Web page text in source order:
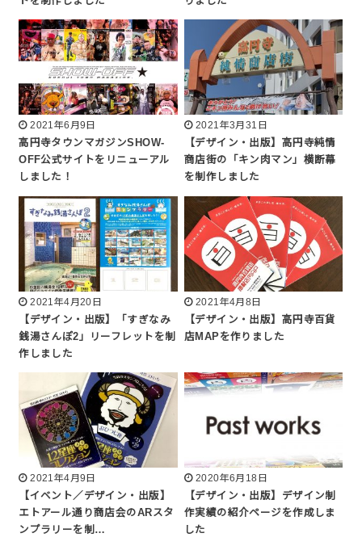
2021年6月9日
高円寺タウンマガジンSHOW-
OFF公式サイトをリニューアル
しました！
2021年3月31日
【デザイン・出版】高円寺純情
商店街の「キン肉マン」横断幕
を制作しました
2021年4月20日
【デザイン・出版】「すぎなみ
銭湯さんぽ2」リーフレットを制
作しました
2021年4月8日
【デザイン・出版】高円寺百貨
店MAPを作りました
2021年4月9日
【イベント／デザイン・出版】
エトアール通り商店会のARスタ
ンプラリーを制…
2020年6月18日
【デザイン・出版】デザイン制
作実績の紹介ページを作成しま
した